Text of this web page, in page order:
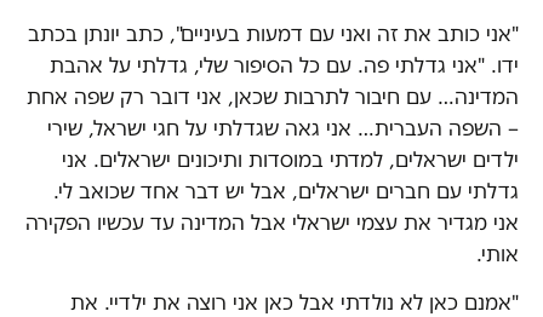
"אני כותב את זה ואני עם דמעות בעיניים", כתב יונתן בכתב
ידו. "אני גדלתי פה. עם כל הסיפור שלי, גדלתי על אהבת
המדינה… עם חיבור לתרבות שכאן, אני דובר רק שפה אחת
– השפה העברית… אני גאה שגדלתי על חגי ישראל, שירי
ילדים ישראלים, למדתי במוסדות ותיכונים ישראלים. אני
גדלתי עם חברים ישראלים, אבל יש דבר אחד שכואב לי.
אני מגדיר את עצמי ישראלי אבל המדינה עד עכשיו הפקירה
אותי.
"אמנם כאן לא נולדתי אבל כאן אני רוצה את ילדיי. את